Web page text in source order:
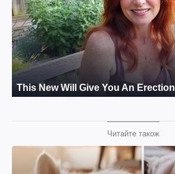
Читайте також